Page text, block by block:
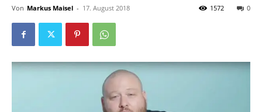
Von Markus Maisel - 17. August 2018 0
1572